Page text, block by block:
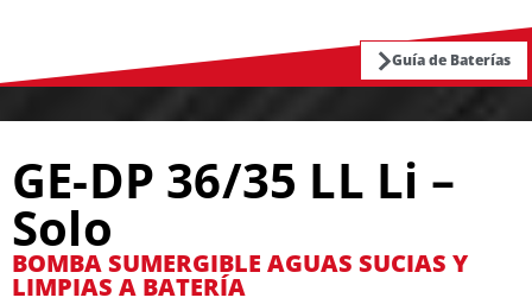
Guía de Baterías
GE-DP 36/35 LL Li –
Solo
BOMBA SUMERGIBLE AGUAS SUCIAS Y
LIMPIAS A BATERÍA